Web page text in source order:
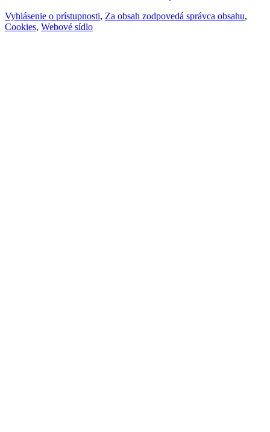
Vyhlásenie o prístupnosti, Za obsah zodpovedá správca obsahu,
Cookies, Webové sídlo